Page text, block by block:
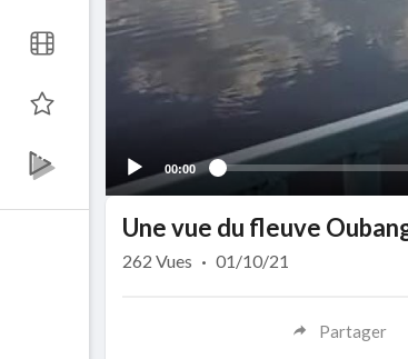
00:00
Une vue du fleuve
262 Vues · 01/10/21
Partager